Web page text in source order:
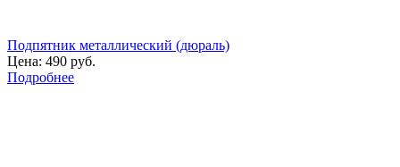
Подпятник металлический (дюраль)
Цена: 490 руб.
Подробнее